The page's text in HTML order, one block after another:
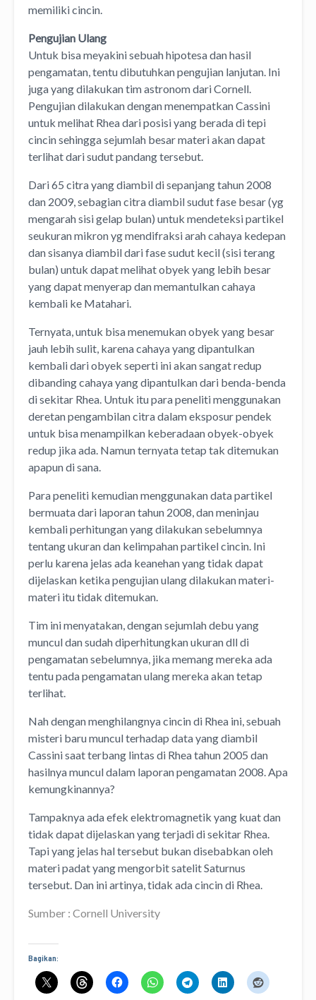
memiliki cincin.
Pengujian Ulang
Untuk bisa meyakini sebuah hipotesa dan hasil
pengamatan, tentu dibutuhkan pengujian lanjutan. Ini
juga yang dilakukan tim astronom dari Cornell.
Pengujian dilakukan dengan menempatkan Cassini
untuk melihat Rhea dari posisi yang berada di tepi
cincin sehingga sejumlah besar materi akan dapat
terlihat dari sudut pandang tersebut.
Dari 65 citra yang diambil di sepanjang tahun 2008
dan 2009, sebagian citra diambil sudut fase besar (yg
mengarah sisi gelap bulan) untuk mendeteksi partikel
seukuran mikron yg mendifraksi arah cahaya kedepan
dan sisanya diambil dari fase sudut kecil (sisi terang
bulan) untuk dapat melihat obyek yang lebih besar
yang dapat menyerap dan memantulkan cahaya
kembali ke Matahari.
Ternyata, untuk bisa menemukan obyek yang besar
jauh lebih sulit, karena cahaya yang dipantulkan
kembali dari obyek seperti ini akan sangat redup
dibanding cahaya yang dipantulkan dari benda-benda
di sekitar Rhea. Untuk itu para peneliti menggunakan
deretan pengambilan citra dalam eksposur pendek
untuk bisa menampilkan keberadaan obyek-obyek
redup jika ada. Namun ternyata tetap tak ditemukan
apapun di sana.
Para peneliti kemudian menggunakan data partikel
bermuata dari laporan tahun 2008, dan meninjau
kembali perhitungan yang dilakukan sebelumnya
tentang ukuran dan kelimpahan partikel cincin. Ini
perlu karena jelas ada keanehan yang tidak dapat
dijelaskan ketika pengujian ulang dilakukan materi-
materi itu tidak ditemukan.
Tim ini menyatakan, dengan sejumlah debu yang
muncul dan sudah diperhitungkan ukuran dll di
pengamatan sebelumnya, jika memang mereka ada
tentu pada pengamatan ulang mereka akan tetap
terlihat.
Nah dengan menghilangnya cincin di Rhea ini, sebuah
misteri baru muncul terhadap data yang diambil
Cassini saat terbang lintas di Rhea tahun 2005 dan
hasilnya muncul dalam laporan pengamatan 2008. Apa
kemungkinannya?
Tampaknya ada efek elektromagnetik yang kuat dan
tidak dapat dijelaskan yang terjadi di sekitar Rhea.
Tapi yang jelas hal tersebut bukan disebabkan oleh
materi padat yang mengorbit satelit Saturnus
tersebut. Dan ini artinya, tidak ada cincin di Rhea.
Sumber : Cornell University
Bagikan: